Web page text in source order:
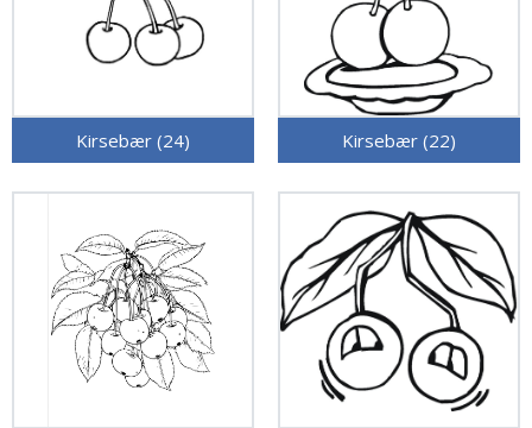
Kirsebær (24) Kirsebær (22)